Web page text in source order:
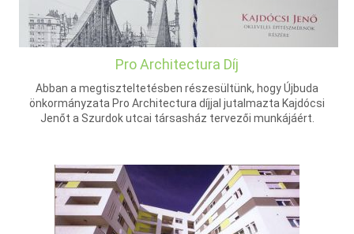
Pro Architectura Díj
Abban a megtiszteltetésben részesültünk, hogy Újbuda
önkormányzata Pro Architectura díjjal jutalmazta Kajdócsi
Jenőt a Szurdok utcai társasház tervezői munkájáért.